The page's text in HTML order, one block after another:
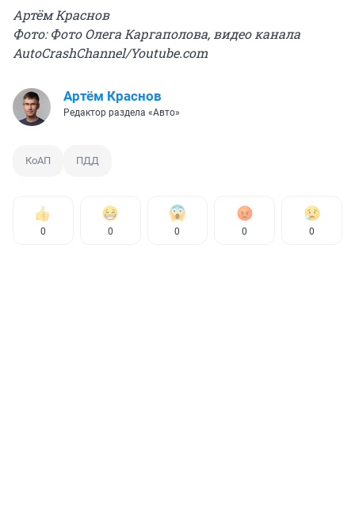
Артём Краснов
Фото: Фото Олега Каргаполова, видео канала
AutoCrashChannel/Youtube.com
Артём Краснов
Редактор раздела «Авто»
КоАП ПДД
0 0 0 0 0